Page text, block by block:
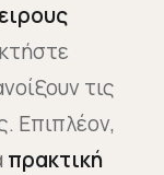
τις
Επιπλέον,
πρακτική